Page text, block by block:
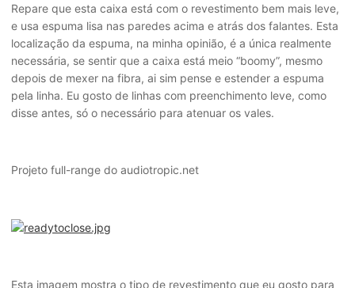
Repare que esta caixa está com o revestimento bem mais leve,
e usa espuma lisa nas paredes acima e atrás dos falantes. Esta
localização da espuma, na minha opinião, é a única realmente
necessária, se sentir que a caixa está meio “boomy”, mesmo
depois de mexer na fibra, ai sim pense e estender a espuma
pela linha. Eu gosto de linhas com preenchimento leve, como
disse antes, só o necessário para atenuar os vales.
Projeto full-range do audiotropic.net
Esta imagem mostra o tipo de revestimento que eu gosto para